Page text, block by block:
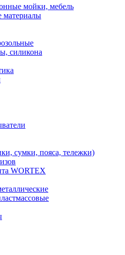
мойки, мебель
материалы
силикона
сумки, пояса, тележки)
WORTEX